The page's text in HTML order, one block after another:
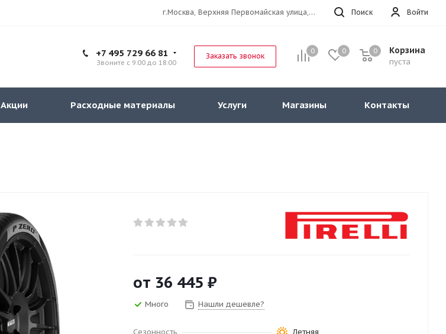
Войти
Поиск
г.Москва, Верхняя Первомайская улица, 47к11 офис 214
0 0 Корзина
пуста
0
+7 495 729 66 81
Звоните с 9:00 до 18:00
Заказать звонок
Акции Расходные материалы Услуги Магазины Контакты
от 36 445 ₽
Много Нашли дешевле?
Сезонность
Летняя